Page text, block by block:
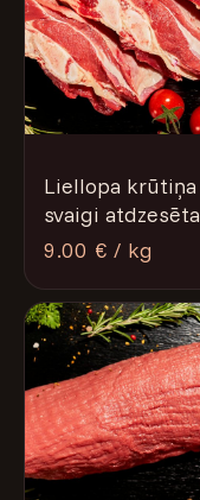
Liellopa krūtiņa
svaigi atdzesēta
9.00 € / kg